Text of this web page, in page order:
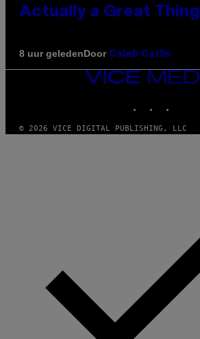
Actually a Great Thing
8 uur geledenDoor Caleb Catlin
VICE
MEDIA
© 2026 VICE DIGITAL PUBLISHING, LLC